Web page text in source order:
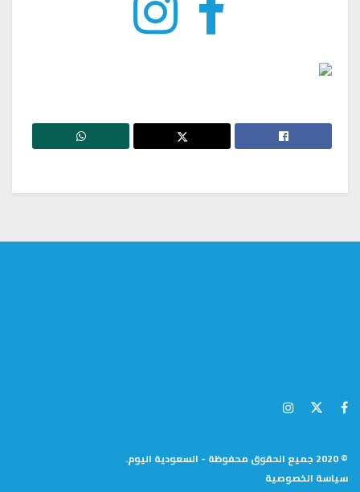
© 2020 جميع الحقوق محفوظة - السعودية اليوم.
سياسة الخصوصية